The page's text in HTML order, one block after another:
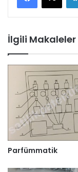
İlgili Makaleler
Parfümmatik